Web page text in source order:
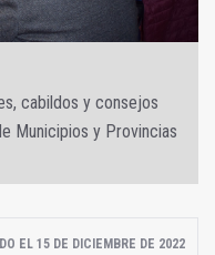
cabildos y consejos
Municipios y Provincias
EL 15 DE DICIEMBRE DE 2022